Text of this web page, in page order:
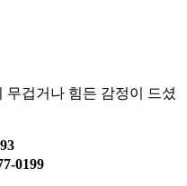
무겁거나 힘든 감정이 드셨
0199